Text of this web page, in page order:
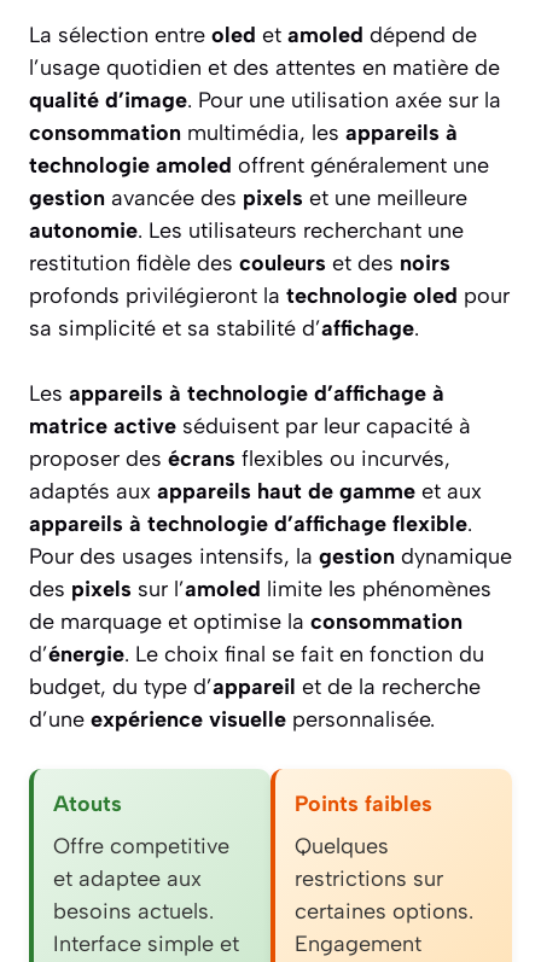
La sélection entre oled et amoled dépend de
l’usage quotidien et des attentes en matière de
qualité d’image. Pour une utilisation axée sur la
consommation multimédia, les appareils à
technologie amoled offrent généralement une
gestion avancée des pixels et une meilleure
autonomie. Les utilisateurs recherchant une
restitution fidèle des couleurs et des noirs
profonds privilégieront la technologie oled pour
sa simplicité et sa stabilité d’affichage.
Les appareils à technologie d’affichage à
matrice active séduisent par leur capacité à
proposer des écrans flexibles ou incurvés,
adaptés aux appareils haut de gamme et aux
appareils à technologie d’affichage flexible.
Pour des usages intensifs, la gestion dynamique
des pixels sur l’amoled limite les phénomènes
de marquage et optimise la consommation
d’énergie. Le choix final se fait en fonction du
budget, du type d’appareil et de la recherche
d’une expérience visuelle personnalisée.
Atouts
Offre competitive
et adaptee aux
besoins actuels.
Interface simple et
Points faibles
Quelques
restrictions sur
certaines options.
Engagement